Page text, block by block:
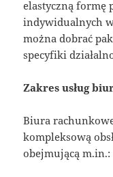
elastyczną formę
indywidualnych
można dobrać
specyfiki
Zakres usług
Biura
kompleksową
obejmującą m.in.: